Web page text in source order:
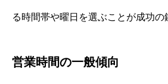
る時間帯や曜日を選ぶことが成功の
営業時間の一般傾向